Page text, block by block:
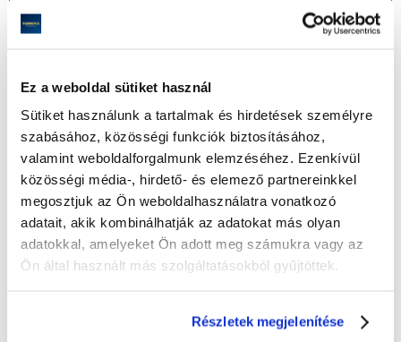
Ez a weboldal sütiket használ
Sütiket használunk a tartalmak és hirdetések személyre
szabásához, közösségi funkciók biztosításához,
valamint weboldalforgalmunk elemzéséhez. Ezenkívül
közösségi média-, hirdető- és elemező partnereinkkel
megosztjuk az Ön weboldalhasználatra vonatkozó
adatait, akik kombinálhatják az adatokat más olyan
adatokkal, amelyeket Ön adott meg számukra vagy az
Ön által használt más szolgáltatásokból gyűjtöttek.
Részletek megjelenítése
Képzési szint
Képzési forma(Kötelező)
Nappali tagozat
Részidős tagozat
Választott szak:(Kötelező)
Menedzsment
Melyik specializációt választja?(Kötelező)
Logisztika és szállítmányozás / Logistics transport and
shipping
Menedzsment és marketing az idegenforgalom